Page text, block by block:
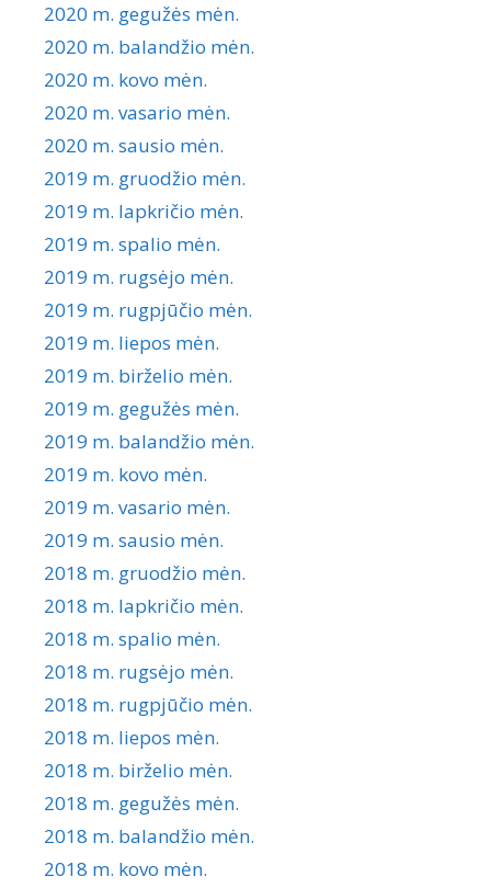
2020 m. gegužės mėn.
2020 m. balandžio mėn.
2020 m. kovo mėn.
2020 m. vasario mėn.
2020 m. sausio mėn.
2019 m. gruodžio mėn.
2019 m. lapkričio mėn.
2019 m. spalio mėn.
2019 m. rugsėjo mėn.
2019 m. rugpjūčio mėn.
2019 m. liepos mėn.
2019 m. birželio mėn.
2019 m. gegužės mėn.
2019 m. balandžio mėn.
2019 m. kovo mėn.
2019 m. vasario mėn.
2019 m. sausio mėn.
2018 m. gruodžio mėn.
2018 m. lapkričio mėn.
2018 m. spalio mėn.
2018 m. rugsėjo mėn.
2018 m. rugpjūčio mėn.
2018 m. liepos mėn.
2018 m. birželio mėn.
2018 m. gegužės mėn.
2018 m. balandžio mėn.
2018 m. kovo mėn.